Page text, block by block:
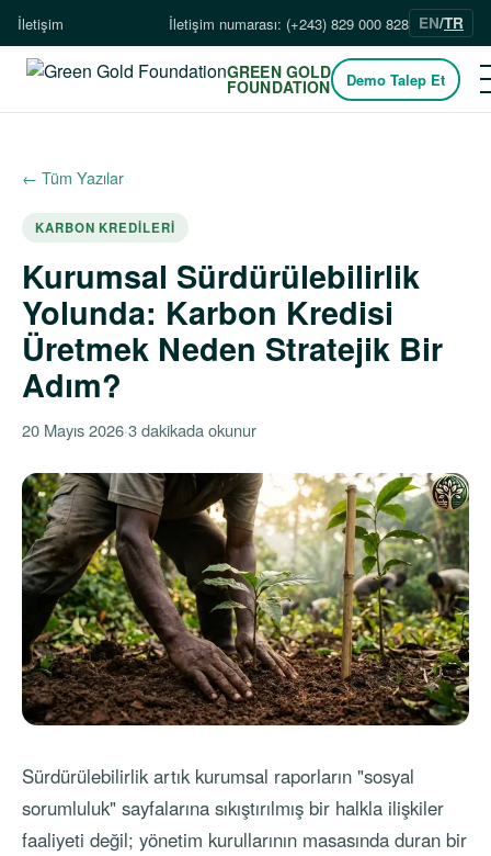
İletişim İletişim numarası: (+243) 829 000 828 EN/TR
GREEN GOLD
FOUNDATION Demo Talep Et
← Tüm Yazılar
KARBON KREDILERI
Kurumsal Sürdürülebilirlik
Yolunda: Karbon Kredisi
Üretmek Neden Stratejik Bir
Adım?
20 Mayıs 2026·3 dakikada okunur
Sürdürülebilirlik artık kurumsal raporların "sosyal
sorumluluk" sayfalarına sıkıştırılmış bir halkla ilişkiler
faaliyeti değil; yönetim kurullarının masasında duran bir